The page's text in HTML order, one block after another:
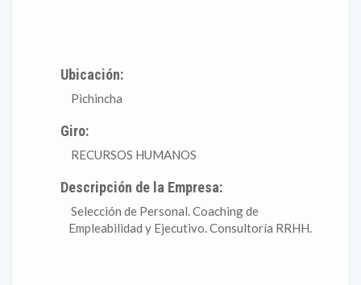
Ubicación:
Pichincha
Giro:
RECURSOS HUMANOS
Descripción de la Empresa:
Selección de Personal. Coaching de
Empleabilidad y Ejecutivo. Consultoría RRHH.